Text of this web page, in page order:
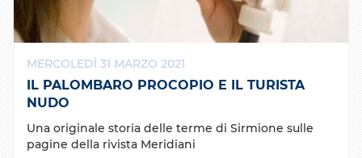
MERCOLEDÌ 31 MARZO 2021
IL PALOMBARO PROCOPIO E IL TURISTA
NUDO
Una originale storia delle terme di Sirmione sulle
pagine della rivista Meridiani